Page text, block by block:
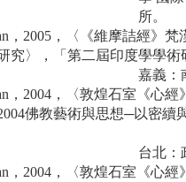
所。
，2005，〈《維摩詰經》
究〉，「第二屆印度學學術
嘉義：
，2004，〈敦煌石室《心
佛教藝術與思想─以密續
台北：
，2004，〈敦煌石室《心